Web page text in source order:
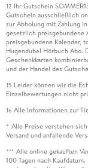
12 Ihr Gutschein
Gutschein ausschließlich
zur Abholung mit Zahlung
gesetzlich preisgebundene
preisgebundene Kalender,
Hugendubel Hörbuch Abo.
Geschenkkarten
und der Handel des
15 Leider können wir die
Einzelbewertungen nicht
16 Alle Informationen zur
* Alle Preise verstehen
Versand und anfallende
*** Alle online gekauften
100 Tagen nach